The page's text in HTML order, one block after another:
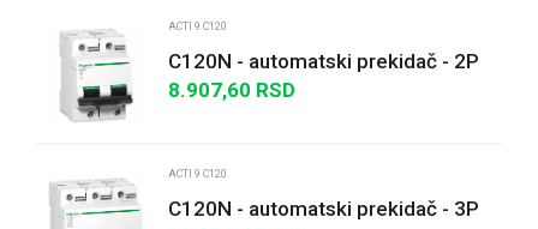
Poruka
ACTI 9 C120
C120N - automatski prekidač - 2P
- 100A - B kriva
8.907,60 RSD
ACTI 9 C120
C120N - automatski prekidač - 3P